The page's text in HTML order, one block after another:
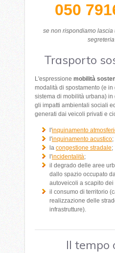
050
se non rispondiamo lascia
segreteria
Trasporto
L'espressione mobilità
modalità di spostamento (e in
sistema di mobilità urbana) in
gli impatti ambientali sociali
generati dai veicoli privati e
l'inquinamento
l'inquinamento acustico;
la congestione stradale;
l'incidentalità;
il degrado delle aree
dallo spazio occupato
autoveicoli a scapito dei
il consumo di territorio
realizzazione delle
infrastrutture).
Il tempo